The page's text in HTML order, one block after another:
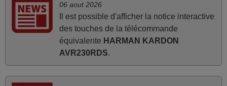
Concerne la télécommande de remplacement pour le
06 aout 2026
Il est possible d'afficher la notice interactive
des touches de la télécommande
équivalente HARMAN KARDON
AVR230RDS.